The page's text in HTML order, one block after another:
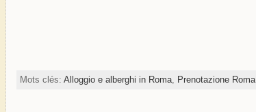
Mots clés: Alloggio e alberghi in Roma Prenotazione Roma